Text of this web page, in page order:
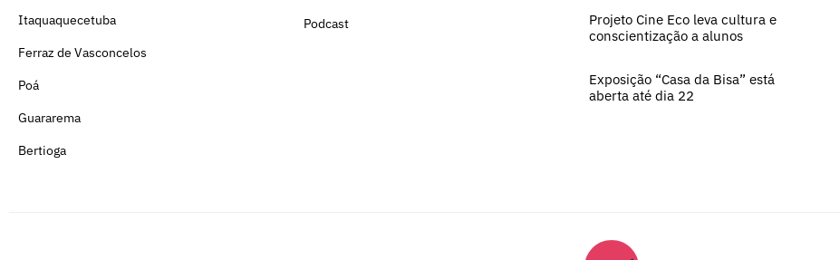
Itaquaquecetuba
Ferraz de Vasconcelos
Poá
Guararema
Bertioga
Podcast
Projeto Cine Eco leva cultura e
conscientização a alunos
Exposição “Casa da Bisa” está
aberta até dia 22